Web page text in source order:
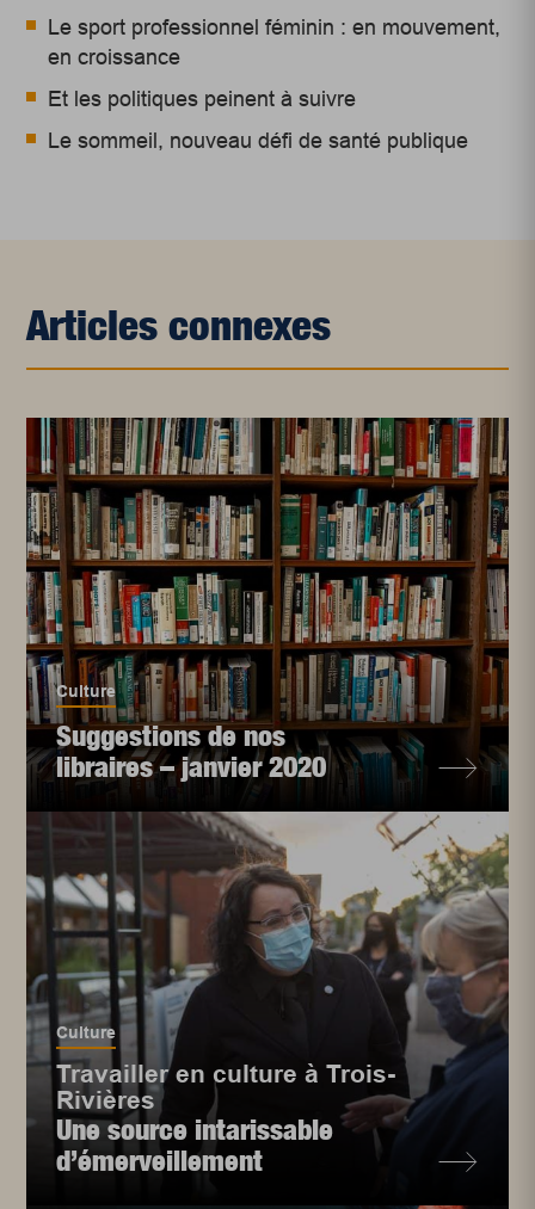
Le sport professionnel féminin : en mouvement,
en croissance
Et les politiques peinent à suivre
Le sommeil, nouveau défi de santé publique
Articles connexes
Culture
Suggestions de nos
libraires – janvier 2020
Culture
Travailler en culture à Trois-
Rivières
Une source intarissable
d’émerveillement